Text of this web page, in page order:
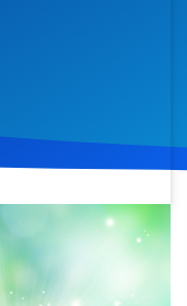
Studienzentrum
Über Uns